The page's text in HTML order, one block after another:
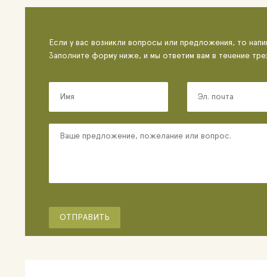
Если у вас возникли вопросы или предложения, то
Заполните форму ниже, и мы ответим вам в течение